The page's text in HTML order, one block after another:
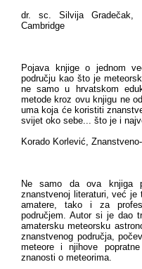
dr. sc. Silvija Gradečak,
Cambridge
Pojava knjige o jednom
području kao što je
ne samo u hrvatskom
metode kroz ovu knjigu ne
uma koja će koristiti
svijet oko sebe... što je i
Korado Korlević,
Ne samo da ova knjiga
znanstvenoj literaturi, već je
amatere, tako i za
područjem. Autor si je dao
amatersku meteorsku
znanstvenog područja,
meteore i njihove
znanosti o meteorima.